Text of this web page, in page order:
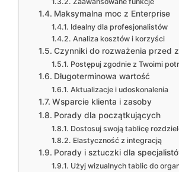
Maksymalna moc z Enterprise
Idealny dla profesjonalistów
Analiza kosztów i korzyści
Czynniki do rozważenia przed
Postępuj zgodnie z Twoimi
Długoterminowa wartość
Aktualizacje i udoskonalenia
Wsparcie klienta i zasoby
Porady dla początkujących
Dostosuj swoją tablicę
Elastyczność z integracją
Porady i sztuczki dla
Użyj wizualnych tablic do